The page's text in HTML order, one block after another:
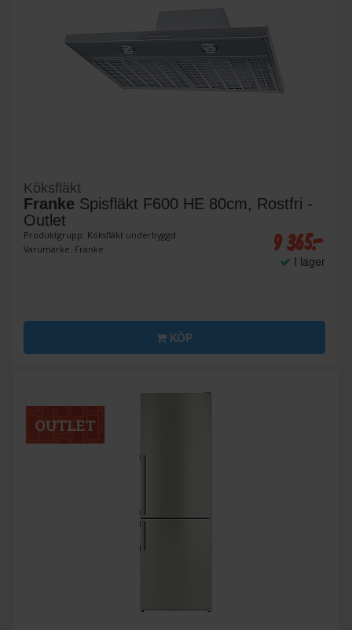
Köksfläkt
Franke Spisfläkt F600 HE 80cm, Rostfri -
Outlet
Produktgrupp: Köksfläkt underbyggd
Varumärke: Franke
9 365:-
I lager
KÖP